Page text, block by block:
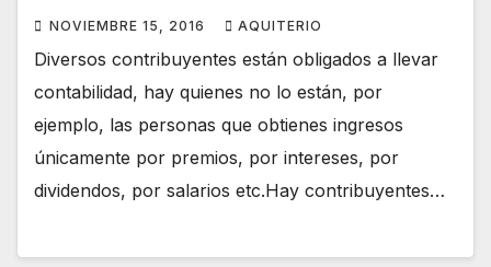
NOVIEMBRE 15, 2016 AQUITERIO
Diversos contribuyentes están obligados a llevar
contabilidad, hay quienes no lo están, por
ejemplo, las personas que obtienes ingresos
únicamente por premios, por intereses, por
dividendos, por salarios etc.Hay contribuyentes…